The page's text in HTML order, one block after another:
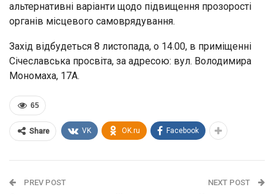
альтернативні варіанти щодо підвищення прозорості
органів місцевого самоврядування.
Захід відбудеться 8 листопада, о 14.00, в приміщенні
Січеславська просвіта, за адресою: вул. Володимира
Мономаха, 17А.
65
Share VK OK.ru Facebook
PREV POST NEXT POST